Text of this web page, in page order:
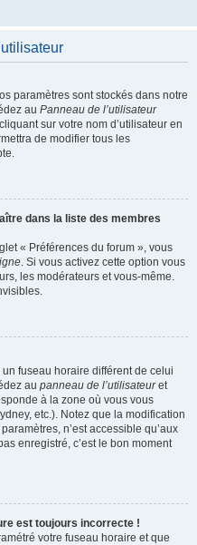
paramètres sont stockés dans notre
au Panneau de l’utilisateur
sur votre nom d’utilisateur en
de modifier tous les
dans la liste des membres
« Préférences du forum », vous
. Si vous activez cette option vous
les modérateurs et vous-même.
un fuseau horaire différent de celui
au panneau de l’utilisateuret
à la zone où vous vous
etc.). Notez que la modification
n’est accessible qu’aux
enregistré, c’est le bon moment
est toujours incorrecte !
votre fuseau horaire et que